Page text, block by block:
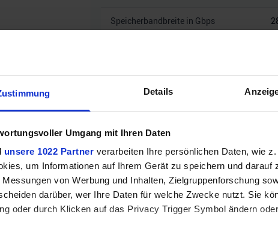
Details
Umgang mit Ihren Daten
unsere 1022 Partner verarbeiten Ihre persönlichen Daten, wie
um Informationen auf Ihrem Gerät zu speichern und darauf
Messungen von Werbung und Inhalten, Zielgruppenforschung
darüber, wer Ihre Daten für welche Zwecke nutzt. Sie
oder durch Klicken auf das Privacy Trigger Symbol ändern
Speicherbandbreite in Gbps
Hinweis: Unsere Links sind Affiliate Links. Wir